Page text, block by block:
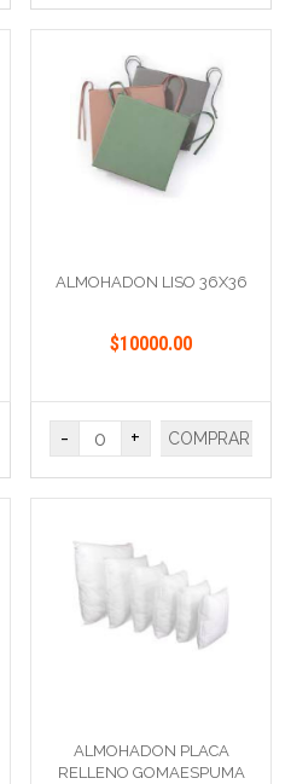
ALMOHADON LISO 36X36
$10000.00
- + COMPRAR
ALMOHADON PLACA
RELLENO GOMAESPUMA